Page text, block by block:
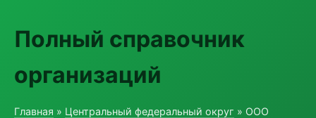
Полный справочник
организаций
Главная » Центральный федеральный округ » ООО